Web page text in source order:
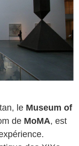
le Museum of
de MoMA, est